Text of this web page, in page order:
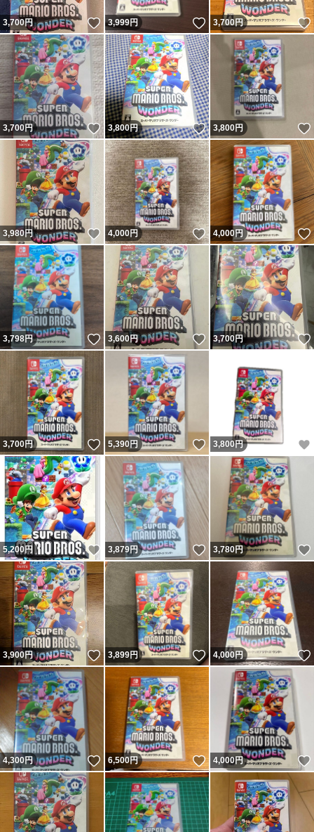
3,700円 いいね！
3,999円 いいね！
3,700円
3,700円 いいね！
3,800円 いいね！
3,800円
3,980円 いいね！
4,000円 いいね！
4,000円
3,798円 いいね！
3,600円 いいね！
3,700円
3,700円 いいね！
5,390円 いいね！
3,800円
5,200 円 いいね！
3,879円 いいね！
3,780円
3,900円 いいね！
3,899円 いいね！
4,000円
4,300円 いいね！
6,500円 いいね！
4,000円